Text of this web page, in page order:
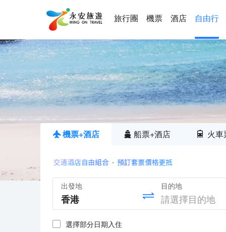
旅行團 機票 酒店 自由行
機票+酒店 船票+酒店 火車
出發地 目的地
選擇部分日期入住